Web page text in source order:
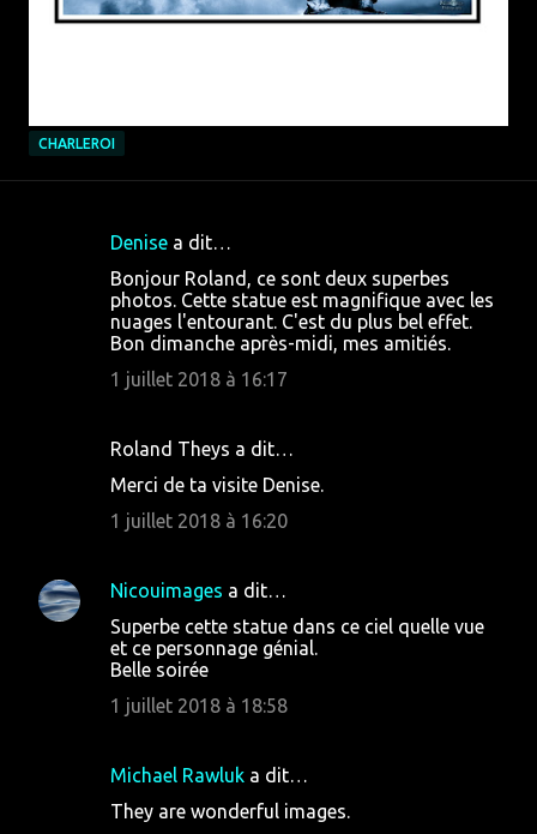
CHARLEROI
e
s
Denise a dit…
Bonjour Roland, ce sont deux superbes
photos. Cette statue est magnifique avec les
nuages l'entourant. C'est du plus bel effet.
Bon dimanche après-midi, mes amitiés.
1 juillet 2018 à 16:17
Roland Theys a dit…
Merci de ta visite Denise.
1 juillet 2018 à 16:20
Nicouimages a dit…
Superbe cette statue dans ce ciel quelle vue
et ce personnage génial.
Belle soirée
1 juillet 2018 à 18:58
Michael Rawluk a dit…
They are wonderful images.